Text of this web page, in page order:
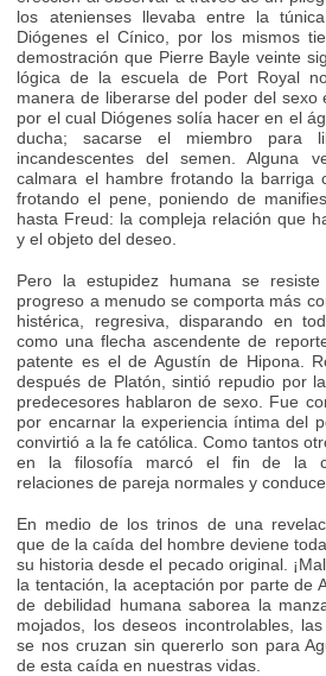
los atenienses llevaba entre la
Diógenes el Cínico, por los mismos
demostración que Pierre Bayle veinte
lógica de la escuela de Port Royal
manera de liberarse del poder del sexo
por el cual Diógenes solía hacer en el
ducha; sacarse el miembro para
incandescentes del semen. Alguna
calmara el hambre frotando la barriga
frotando el pene, poniendo de
hasta Freud: la compleja relación que
y el objeto del deseo.
Pero la estupidez humana se
progreso a menudo se comporta más
histérica, regresiva, disparando en
como una flecha ascendente de
patente es el de Agustín de Hipona.
después de Platón, sintió repudio por
predecesores hablaron de sexo. Fue
por encarnar la experiencia íntima del
convirtió a la fe católica. Como tantos
en la filosofía marcó el fin de la
relaciones de pareja normales y
En medio de los trinos de una
que de la caída del hombre deviene
su historia desde el pecado original.
la tentación, la aceptación por parte de
de debilidad humana saborea la
mojados, los deseos incontrolables,
se nos cruzan sin quererlo son para
de esta caída en nuestras vidas.